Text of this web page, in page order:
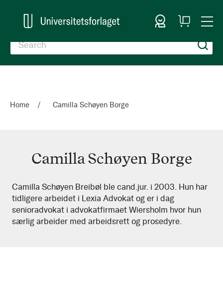
Sign In
My
Cart
Home Camilla Schøyen Borge
Camilla Schøyen Borge
Camilla
Schøyen
Borge
Camilla Schøyen Breibøl ble cand.jur. i 2003. Hun har
tidligere arbeidet i Lexia Advokat og er i dag
senioradvokat i advokatfirmaet Wiersholm hvor hun
særlig arbeider med arbeidsrett og prosedyre.